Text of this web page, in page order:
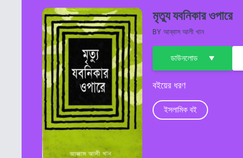
মৃত্যু যবনিকার ওপারে
BY আব্বাস আলী খান
ডাউনলোড
বইয়ের ধরণ
ইসলামিক বই